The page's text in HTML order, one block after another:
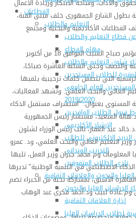
القطاعات
التعليم والطلاب
عن قطاع التعليم والطلاب
مهام القطاع
شئون التعليم والطلاب
للطلاب المستجدين
العام الجامعى
2019/2020
قبول الطلاب الوافديين
الإرشاد الأكاديمى
الالكترونى للطالب
التدريب الميداني
نادى الطلاب المتفوقين
والبحوث والعلاقات الثقافية
الدراسات العليا والبحوث
إدارة العلاقات الثقافية
لطلاب الدراسات العليا
والآداب، وساحة الابتكار وريادة الأعمال
بطول الشارع الجمهوري خلف مبنى القبة،
القطاعات الأكاديمية والبحثية ومجتمع
وتبدأ فعاليات اليوم الأول من المؤتمر صباح السبت الموافق 18 من أكتوبر
والنصف وحتى الساعة العاشرة صباحًا،
التي تتضمن كلمات ترحيبية يلقيها
العالي والبحث العلمي. وتشهد الفعاليات،
المستوى بعنوان: "استشراف مستقبل الذكاء
السعيد، مستشار رئيس الجمهورية
عبد الغفار، نائب رئيس الوزراء لشئون
وزير التعليم العالي والبحث العلمي، ود. عمرو
المعلومات وم.محمد جبران وزير العمل، تليها
الاصطناعي في التنمية الوطنية" تديرها
الأسبق، بمشاركة نخبة من الخبراء تضم
لبيب ود.أحمد فكري عبد الوهاب